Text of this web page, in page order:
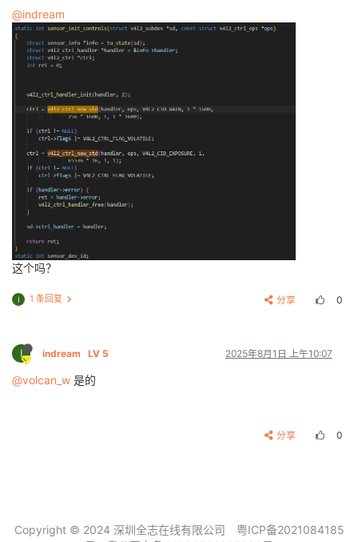
@indream
这个吗？
I 1 条回复 分享 0
I indream LV 5 2025年8月1日 上午10:07
@volcan_w 是的
分享 0
Copyright © 2024 深圳全志在线有限公司
粤ICP备2021084185